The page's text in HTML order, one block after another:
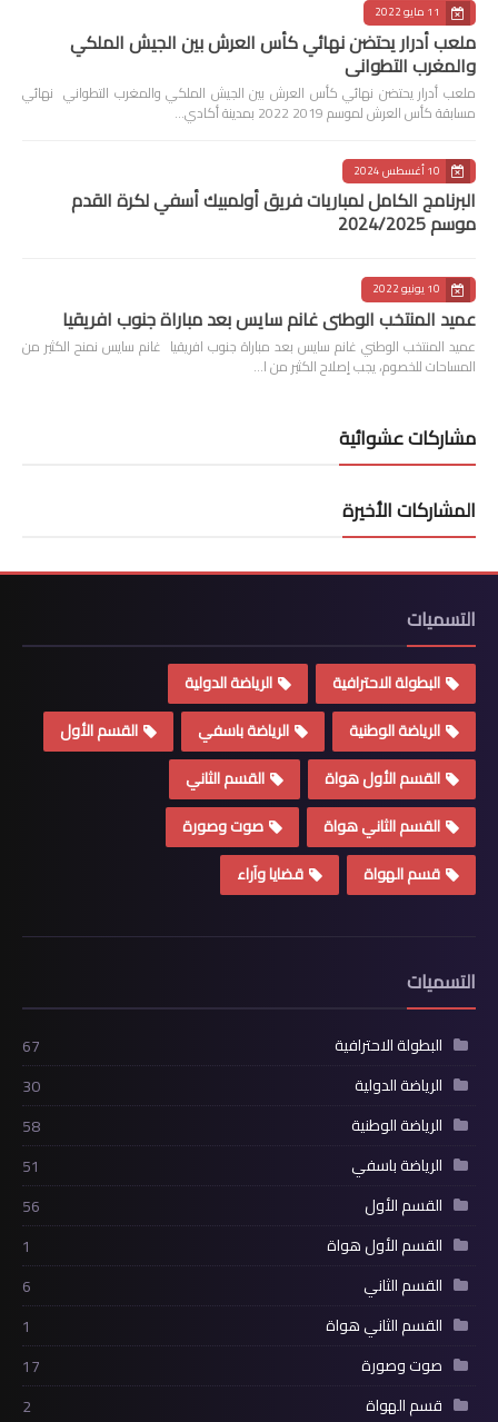
11 مايو 2022
ملعب أدرار يحتضن نهائي كأس العرش بين الجيش الملكي
والمغرب التطواني
ملعب أدرار يحتضن نهائي كأس العرش بين الجيش الملكي والمغرب التطواني نهائي
مسابقة كأس العرش لموسم 2019 2022 بمدينة أكادي…
10 أغسطس 2024
البرنامج الكامل لمباريات فريق أولمبيك أسفي لكرة القدم
موسم 2024/2025
10 يونيو 2022
عميد المنتخب الوطني غانم سايس بعد مباراة جنوب افريقيا
عميد المنتخب الوطني غانم سايس بعد مباراة جنوب افريقيا غانم سايس نمنح الكثير من
المساحات للخصوم، يجب إصلاح الكثير من ا…
مشاركات عشوائية
المشاركات الأخيرة
التسميات
البطولة الاحترافية
الرياضة الدولية
الرياضة الوطنية
الرياضة باسفي
القسم الأول
القسم الأول هواة
القسم الثاني
القسم الثاني هواة
صوت وصورة
قسم الهواة
قضايا وآراء
التسميات
البطولة الاحترافية
67
الرياضة الدولية
30
الرياضة الوطنية
58
الرياضة باسفي
51
القسم الأول
56
القسم الأول هواة
1
القسم الثاني
6
القسم الثاني هواة
1
صوت وصورة
17
قسم الهواة
2